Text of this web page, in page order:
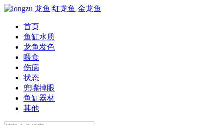
首页
鱼缸水质
龙鱼发色
喂食
伤病
状态
兜嘴掉眼
鱼缸器材
其他